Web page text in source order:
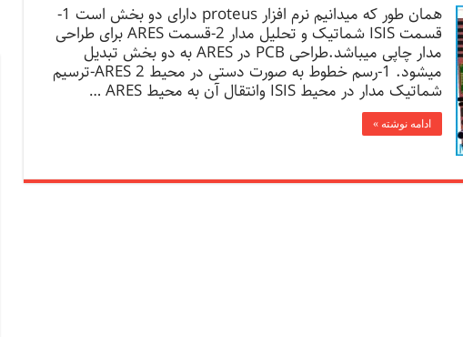
همان طور که میدانیم نرم افزار proteus دارای دو بخش است 1-
قسمت ISIS شماتیک و تحلیل مدار 2-قسمت ARES برای طراحی
مدار چاپی میباشد.طراحی PCB در ARES به دو بخش تبدیل
میشود. 1-رسم خطوط به صورت دستی در محیط ARES 2-ترسیم
شماتیک مدار در محیط ISIS وانتقال آن به محیط ARES …
ادامه نوشته »